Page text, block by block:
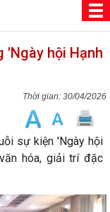
'Ngày hội Hạnh
30/04/2026
sự kiện 'Ngày hội
hóa, giải trí đặc